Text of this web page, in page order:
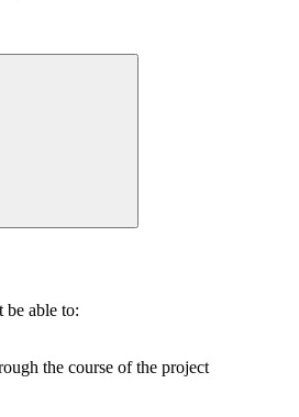
be able to:
the course of the project